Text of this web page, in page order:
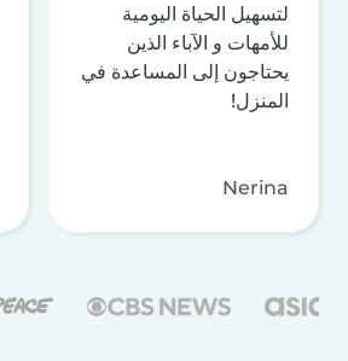
لتسهيل الحياة اليومية
للأمهات و الآباء الذين
يحتاجون إلى المساعدة في
المنزل!
Nerina